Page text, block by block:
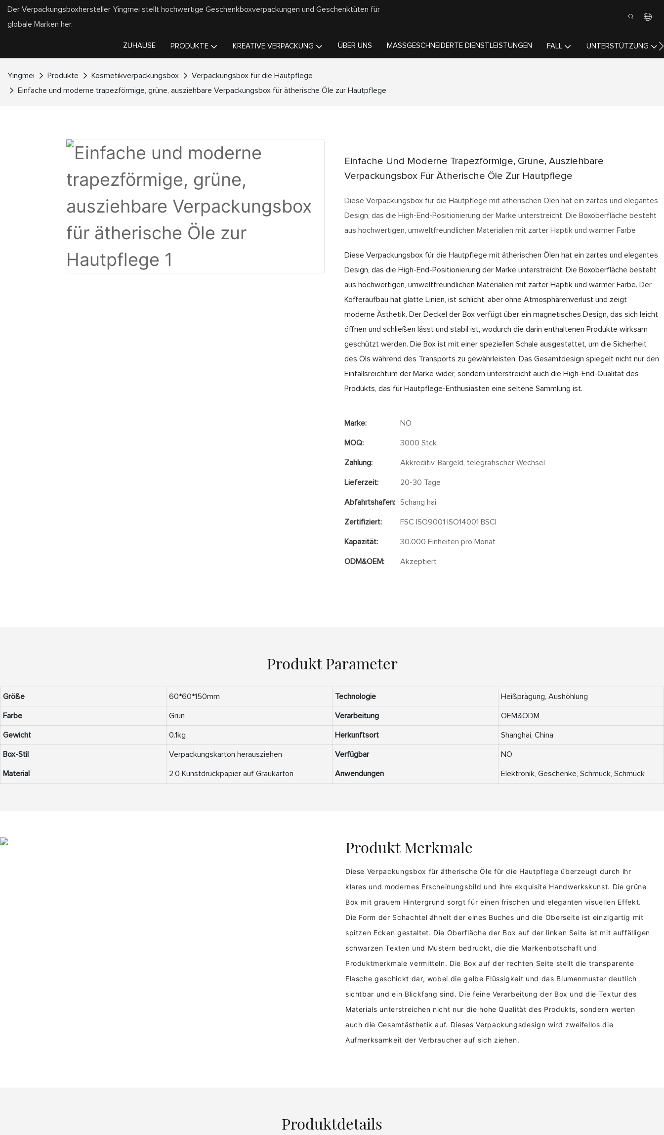
Der Verpackungsboxhersteller Yingmei stellt hochwertige Geschenkboxverpackungen und Geschenktüten für
globale Marken her.
ZUHAUSE PRODUKTE KREATIVE VERPACKUNG ÜBER UNS MASSGESCHNEIDERTE DIENSTLEISTUNGEN FALL UNTERSTÜTZUNG
Yingmei Produkte Kosmetikverpackungsbox
Verpackungsbox für die Hautpflege
Einfache und moderne trapezförmige, grüne, ausziehbare Verpackungsbox für ätherische Öle zur Hautpflege
Einfache Und Moderne Trapezförmige, Grüne, Ausziehbare
Verpackungsbox Für Ätherische Öle Zur Hautpflege
Diese Verpackungsbox für die Hautpflege mit ätherischen Ölen hat ein zartes und elegantes
Design, das die High-End-Positionierung der Marke unterstreicht. Die Boxoberfläche besteht
aus hochwertigen, umweltfreundlichen Materialien mit zarter Haptik und warmer Farbe
Diese Verpackungsbox für die Hautpflege mit ätherischen Ölen hat ein zartes und elegantes
Design, das die High-End-Positionierung der Marke unterstreicht. Die Boxoberfläche besteht
aus hochwertigen, umweltfreundlichen Materialien mit zarter Haptik und warmer Farbe. Der
Kofferaufbau hat glatte Linien, ist schlicht, aber ohne Atmosphärenverlust und zeigt
moderne Ästhetik. Der Deckel der Box verfügt über ein magnetisches Design, das sich leicht
öffnen und schließen lässt und stabil ist, wodurch die darin enthaltenen Produkte wirksam
geschützt werden. Die Box ist mit einer speziellen Schale ausgestattet, um die Sicherheit
des Öls während des Transports zu gewährleisten. Das Gesamtdesign spiegelt nicht nur den
Einfallsreichtum der Marke wider, sondern unterstreicht auch die High-End-Qualität des
Produkts, das für Hautpflege-Enthusiasten eine seltene Sammlung ist.
Marke: NO
MOQ: 3000 Stck
Zahlung: Akkreditiv, Bargeld, telegrafischer Wechsel
Lieferzeit: 20-30 Tage
Abfahrtshafen: Schang hai
Zertifiziert: FSC ISO9001 ISO14001 BSCI
Kapazität: 30.000 Einheiten pro Monat
ODM&OEM: Akzeptiert
Produkt Parameter
Größe 60*60*150mm Technologie Heißprägung, Aushöhlung
Farbe Grün Verarbeitung OEM&ODM
Gewicht 0.1kg Herkunftsort Shanghai, China
Box-Stil Verpackungskarton herausziehen Verfügbar NO
Material 2,0 Kunstdruckpapier auf Graukarton Anwendungen Elektronik, Geschenke, Schmuck, Schmuck
Produkt Merkmale
Diese Verpackungsbox für ätherische Öle für die Hautpflege überzeugt durch ihr
klares und modernes Erscheinungsbild und ihre exquisite Handwerkskunst. Die grüne
Box mit grauem Hintergrund sorgt für einen frischen und eleganten visuellen Effekt.
Die Form der Schachtel ähnelt der eines Buches und die Oberseite ist einzigartig mit
spitzen Ecken gestaltet. Die Oberfläche der Box auf der linken Seite ist mit auffälligen
schwarzen Texten und Mustern bedruckt, die die Markenbotschaft und
Produktmerkmale vermitteln. Die Box auf der rechten Seite stellt die transparente
Flasche geschickt dar, wobei die gelbe Flüssigkeit und das Blumenmuster deutlich
sichtbar und ein Blickfang sind. Die feine Verarbeitung der Box und die Textur des
Materials unterstreichen nicht nur die hohe Qualität des Produkts, sondern werten
auch die Gesamtästhetik auf. Dieses Verpackungsdesign wird zweifellos die
Aufmerksamkeit der Verbraucher auf sich ziehen.
Produktdetails